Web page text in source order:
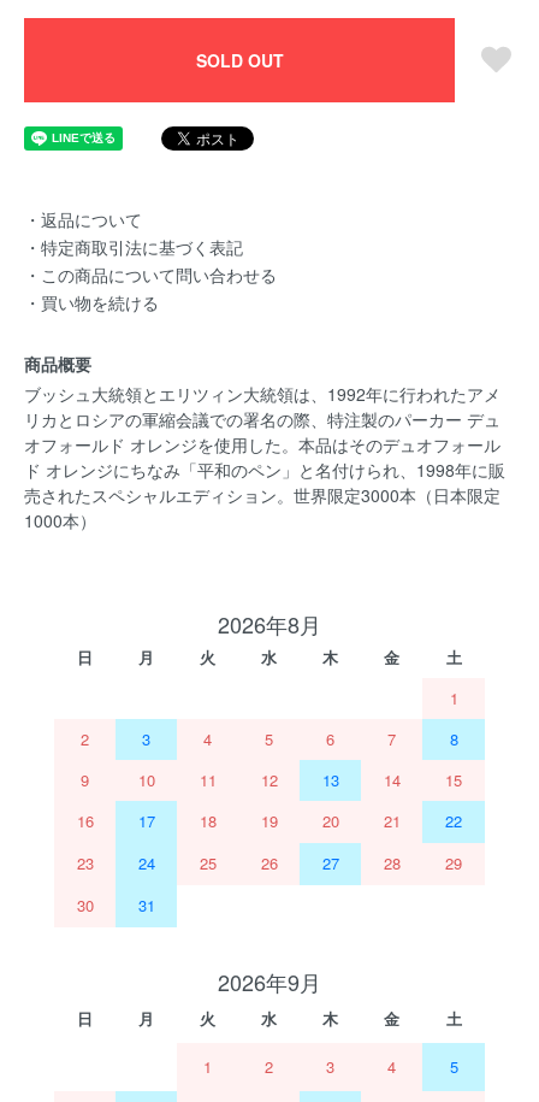
SOLD OUT
・返品について
・特定商取引法に基づく表記
・この商品について問い合わせる
・買い物を続ける
商品概要
ブッシュ大統領とエリツィン大統領は、1992年に行われたアメ
リカとロシアの軍縮会議での署名の際、特注製のパーカー デュ
オフォールド オレンジを使用した。本品はそのデュオフォール
ド オレンジにちなみ「平和のペン」と名付けられ、1998年に販
売されたスペシャルエディション。世界限定3000本（日本限定
1000本）
2026年8月
日 月 火 水 木 金
土
1
2
3 4 5 6 7
8
9
10 11 12 13 14
15
16
17 18 19 20 21
22
23
24 25 26 27 28
29
30
31
2026年9月
日 月 火 水 木 金 土
1 2 3 4 5